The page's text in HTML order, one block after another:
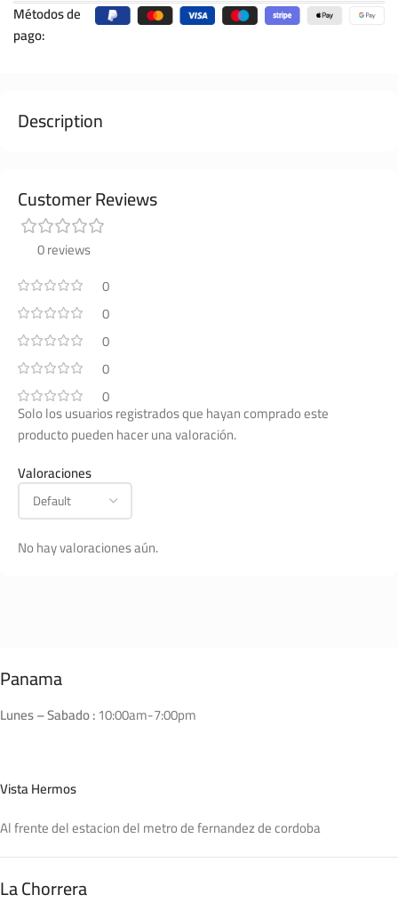
Métodos de
pago:
Description
Customer Reviews
0 reviews
0
0
0
0
0
Valoraciones
No hay valoraciones aún.
Solo los usuarios registrados que hayan comprado este
producto pueden hacer una valoración.
Panama
Lunes – Sabado :10:00am-7:00pm
Vista Hermos
Al frente del estacion del metro de fernandez de cordoba
La Chorrera